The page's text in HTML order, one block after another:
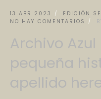
13 ABR 2023 EDICIÓN
NO HAY COMENTARIOS
Archivo
pequeña
apellido